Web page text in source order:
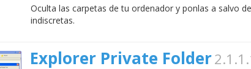
Oculta las carpetas de tu ordenador y ponlas a salvo
indiscretas.
Explorer Private Folder